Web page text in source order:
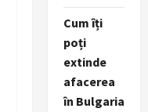
Cum îți
poți
extinde
afacerea
în Bulgaria